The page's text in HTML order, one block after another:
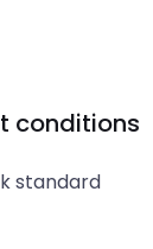
conditions
standard